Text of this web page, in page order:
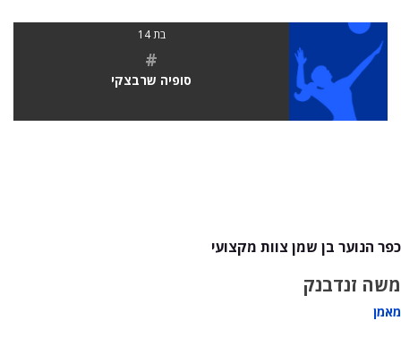
בת 14
#
סופיה שרבצקי
כפר הנוער בן שמן צוות מקצועי
משה זנדבנק
מאמן